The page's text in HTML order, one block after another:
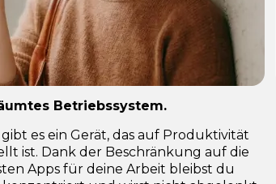
Betriebssystem.
es ein Gerät, das auf Produktivität
ist. Dank der Beschränkung auf die
Apps für deine Arbeit bleibst du